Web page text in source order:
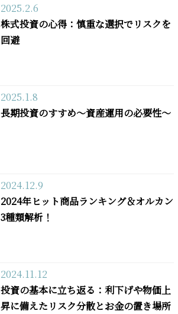
2025.2.6
株式投資の心得：慎重な選択でリスクを
回避
2025.1.8
長期投資のすすめ～資産運用の必要性～
2024.12.9
2024年ヒット商品ランキング＆オルカン
3種類解析！
2024.11.12
投資の基本に立ち返る：利下げや物価上
昇に備えたリスク分散とお金の置き場所